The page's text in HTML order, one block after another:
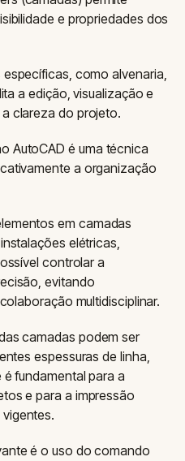
e propriedades dos
como alvenaria,
a edição, visualização e
clareza do projeto.
AutoCAD é uma técnica
a organização
em camadas
elétricas,
controlar a
evitando
multidisciplinar.
camadas podem ser
espessuras de linha,
fundamental para a
e para a impressão
é o uso do comando